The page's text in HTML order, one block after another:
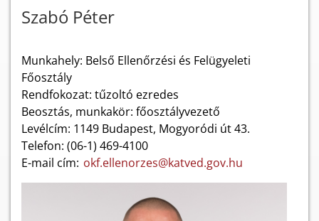
Szabó Péter
Munkahely: Belső Ellenőrzési és Felügyeleti
Főosztály
Rendfokozat: tűzoltó ezredes
Beosztás, munkakör: főosztályvezető
Levélcím: 1149 Budapest, Mogyoródi út 43.
Telefon: (06-1) 469-4100
E-mail cím: okf.ellenorzes@katved.gov.hu